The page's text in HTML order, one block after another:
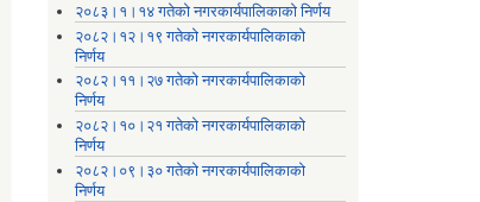
२०८३।१।१४ गतेको नगरकार्यपालिकाको निर्णय
२०८२।१२।१९ गतेको नगरकार्यपालिकाको
निर्णय
२०८२।११।२७ गतेको नगरकार्यपालिकाको
निर्णय
२०८२।१०।२१ गतेको नगरकार्यपालिकाको
निर्णय
२०८२।०९।३० गतेको नगरकार्यपालिकाको
निर्णय